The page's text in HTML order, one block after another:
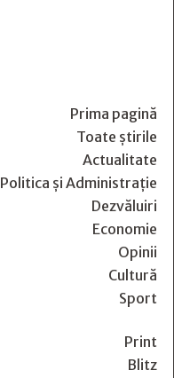
Prima pagină
Toate știrile
Actualitate
Politica și Administrație
Dezvăluiri
Economie
Opinii
Cultură
Sport
Print
Blitz